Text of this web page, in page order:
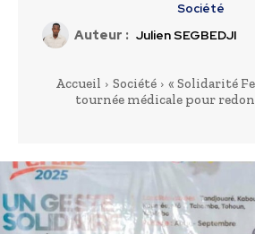
Société
Auteur : Julien SEGBEDJI
Accueil Société
« Solidarité
tournée médicale pour